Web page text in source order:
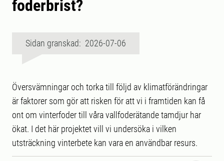
foderbrist?
Sidan granskad: 2026-07-06
Översvämningar och torka till följd av klimatförändringar
är faktorer som gör att risken för att vi i framtiden kan få
ont om vinterfoder till våra vallfoderätande tamdjur har
ökat. I det här projektet vill vi undersöka i vilken
utsträckning vinterbete kan vara en användbar resurs.